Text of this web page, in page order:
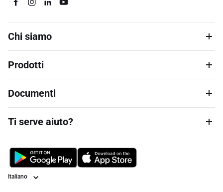
Chi siamo
Prodotti
Documenti
Ti serve aiuto?
Lingua